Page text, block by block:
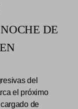
DE
del
el próximo
de